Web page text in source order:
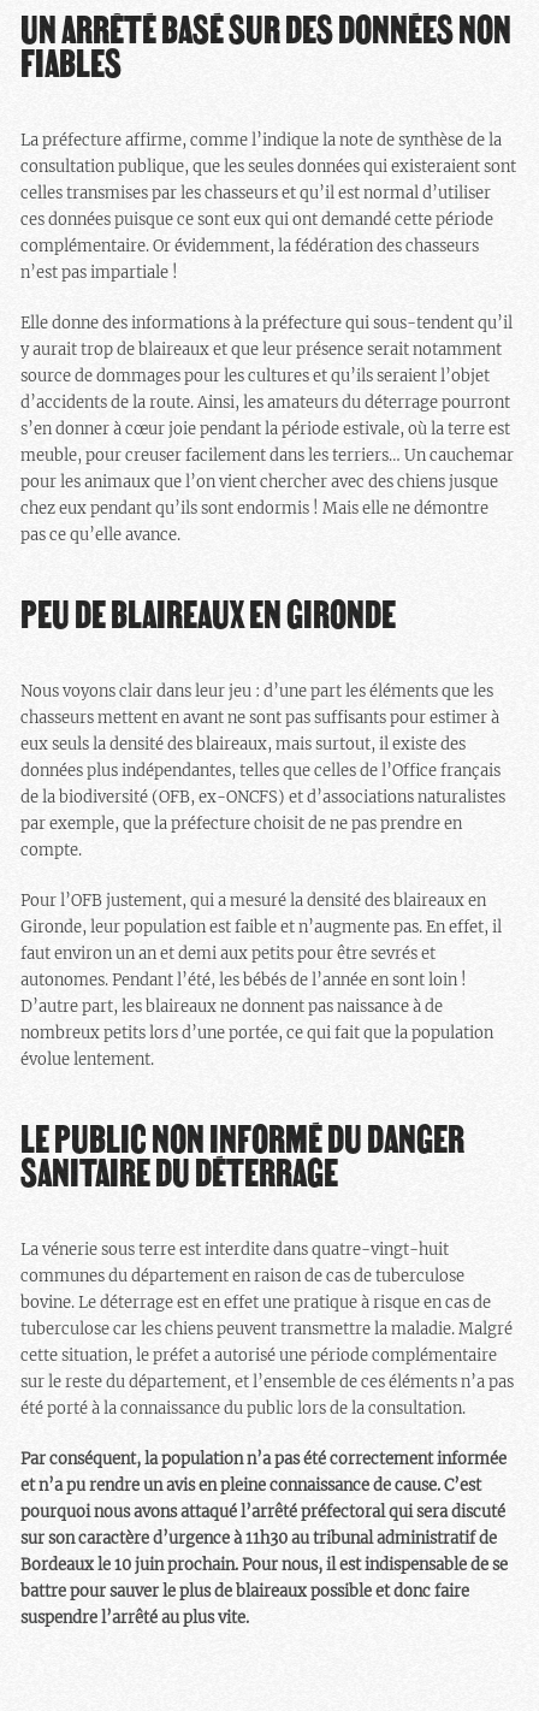
être interdit dedéterrer les
UN ARRÊTÉ BASÉ SUR DES DONNÉES NON
FIABLES
La préfecture affirme, comme l’indique la note de synthèse de la
consultation publique, que les seules données qui existeraient sont
celles transmises par les chasseurs et qu’il est normal d’utiliser
ces données puisque ce sont eux qui ont demandé cette période
complémentaire. Or évidemment, la fédération des chasseurs
n’est pas impartiale !
Elle donne des informations à la préfecture qui sous-tendent qu’il
y aurait trop de blaireaux et que leur présence serait notamment
source de dommages pour les cultures et qu’ils seraient l’objet
d’accidents de la route. Ainsi, les amateurs du déterrage pourront
s’en donner à cœur joie pendant la période estivale, où la terre est
meuble, pour creuser facilement dans les terriers… Un cauchemar
pour les animaux que l’on vient chercher avec des chiens jusque
chez eux pendant qu’ils sont endormis ! Mais elle ne démontre
pas ce qu’elle avance.
PEU DE BLAIREAUX EN GIRONDE
Nous voyons clair dans leur jeu : d’une part les éléments que les
chasseurs mettent en avant ne sont pas suffisants pour estimer à
eux seuls la densité des blaireaux, mais surtout, il existe des
données plus indépendantes, telles que celles de l’Office français
de la biodiversité (OFB, ex-ONCFS) et d’associations naturalistes
par exemple, que la préfecture choisit de ne pas prendre en
compte.
Pour l’OFB justement, qui a mesuré la densité des blaireaux en
Gironde, leur population est faible et n’augmente pas. En effet, il
faut environ un an et demi aux petits pour être sevrés et
autonomes. Pendant l’été, les bébés de l’année en sont loin !
D’autre part, les blaireaux ne donnent pas naissance à de
nombreux petits lors d’une portée, ce qui fait que la population
évolue lentement.
LE PUBLIC NON INFORMÉ DU DANGER
SANITAIRE DU DÉTERRAGE
La vénerie sous terre est interdite dans quatre-vingt-huit
communes du département en raison de cas de tuberculose
bovine. Le déterrage est en effet une pratique à risque en cas de
tuberculose car les chiens peuvent transmettre la maladie. Malgré
cette situation, le préfet a autorisé une période complémentaire
sur le reste du département, et l’ensemble de ces éléments n’a pas
été porté à la connaissance du public lors de la consultation.
Par conséquent, la population n’a pas été correctement informée
et n’a pu rendre un avis en pleine connaissance de cause. C’est
pourquoi nous avons attaqué l’arrêté préfectoral qui sera discuté
sur son caractère d’urgence à 11h30 au tribunal administratif de
Bordeaux le 10 juin prochain. Pour nous, il est indispensable de se
battre pour sauver le plus de blaireaux possible et donc faire
suspendre l’arrêté au plus vite.